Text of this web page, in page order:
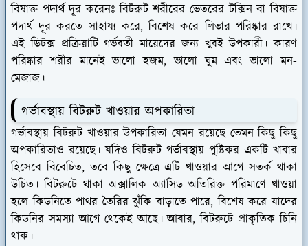
বিষাক্ত পদার্থ দূর করেনঃবিটরুট শরীরের ভেতরের টক্সিন বা বিষাক্ত
পদার্থ দূর করতে সাহায্য করে, বিশেষ করে লিভার পরিষ্কার রাখে।
এই ডিটক্স প্রক্রিয়াটি গর্ভবতী মায়েদের জন্য খুবই উপকারী। কারণ
পরিষ্কার শরীর মানেই ভালো হজম, ভালো ঘুম এবং ভালো মন-
মেজাজ।
গর্ভাবস্থায় বিটরুট খাওয়ার অপকারিতা
গর্ভাবস্থায় বিটরুট খাওয়ার উপকারিতা যেমন রয়েছে তেমন কিছু কিছু
অপকারিতাও রয়েছে। যদিও বিটরুট গর্ভাবস্থায় পুষ্টিকর একটি খাবার
হিসেবে বিবেচিত, তবে কিছু ক্ষেত্রে এটি খাওয়ার আগে সতর্ক থাকা
উচিত। বিটরুটে থাকা অক্সালিক অ্যাসিড অতিরিক্ত পরিমাণে খাওয়া
হলে কিডনিতে পাথর তৈরির ঝুঁকি বাড়াতে পারে, বিশেষ করে যাদের
কিডনির সমস্যা আগে থেকেই আছে। আবার, বিটরুটে প্রাকৃতিক চিনি
থাক।